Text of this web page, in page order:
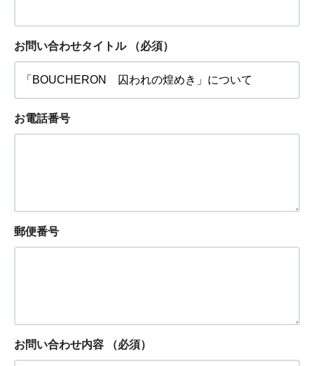
お問い合わせタイトル （必須）
お電話番号
郵便番号
お問い合わせ内容 （必須）